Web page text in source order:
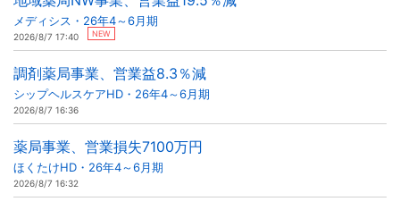
メディシス・26年4～6月期
2026/8/7 17:40 NEW
調剤薬局事業、営業益8.3％減
シップヘルスケアHD・26年4～6月期
2026/8/7 16:36
薬局事業、営業損失7100万円
ほくたけHD・26年4～6月期
2026/8/7 16:32